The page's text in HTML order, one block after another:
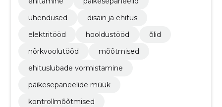
ühendused
disain ja ehitus
elektritööd
hooldustööd
õlid
nõrkvoolutööd
mõõtmised
ehituslubade vormistamine
päikesepaneelide müük
kontrollmõõtmised